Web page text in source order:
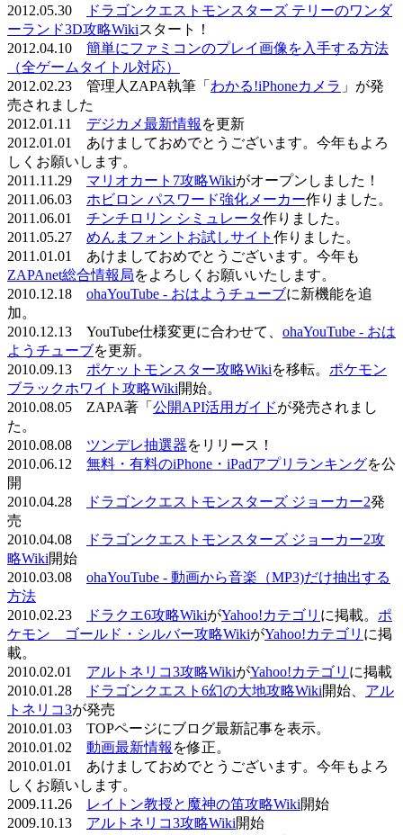
2012.05.30
ドラゴンクエストモンスターズ テリーのワンダ
ーランド3D攻略Wikiスタート！
2012.04.10 簡単にファミコンのプレイ画像を入手する方法
（全ゲームタイトル対応）
2012.02.23 管理人ZAPA執筆「 わかる!iPhoneカメラ 」が発
売されました
2012.01.11 デジカメ最新情報 を更新
2012.01.01 あけましておめでとうございます。今年もよろ
しくお願いします。
2011.11.29 マリオカート7攻略Wikiがオープンしました！
2011.06.03 ホビロン パスワード強化メーカー作りました。
2011.06.01 チンチロリン シミュレータ作りました。
2011.05.27 めんまフォントお試しサイト 作りました。
2011.01.01 あけましておめでとうございます。今年も
ZAPAnet総合情報局をよろしくお願いいたします。
2010.12.18 ohaYouTube - おはようチューブに新機能を追
加。
2010.12.13 YouTube仕様変更に合わせて、 ohaYouTube - おは
ようチューブを更新。
2010.09.13 ポケットモンスター攻略Wikiを移転。 ポケモン
ブラックホワイト攻略Wiki開始。
2010.08.05 ZAPA著「 公開API活用ガイドが発売されまし
た。
2010.08.08 ツンデレ抽選器をリリース！
2010.06.12 無料・有料のiPhone・iPadアプリランキングを公
開
2010.04.28
ドラゴンクエストモンスターズ ジョーカー2発
売
2010.04.08
ドラゴンクエストモンスターズ ジョーカー2攻
略Wiki開始
2010.03.08 ohaYouTube - 動画から音楽（MP3)だけ抽出する
方法
2010.02.23
ドラクエ6攻略WikiがYahoo!カテゴリ に掲載。 ポ
ケモン ゴールド・シルバー攻略WikiがYahoo!カテゴリ に掲
載。
2010.02.01 アルトネリコ3攻略WikiがYahoo!カテゴリ に掲載
2010.01.28
ドラゴンクエスト6幻の大地攻略Wiki開始、 アル
トネリコ3が発売
2010.01.03 TOPページにブログ最新記事を表示。
2010.01.02 動画最新情報 を修正。
2010.01.01 あけましておめでとうございます。今年もよろ
しくお願いします。
2009.11.26
レイトン教授と魔神の笛攻略Wiki開始
2009.10.13 アルトネリコ3攻略Wiki開始